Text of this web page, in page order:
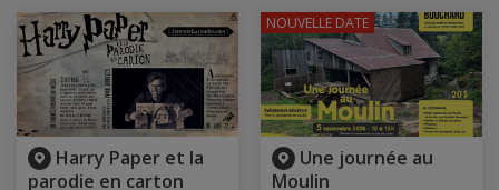
Harry Paper et la
parodie en carton
Une journée au
Moulin
NOUVELLE DATE